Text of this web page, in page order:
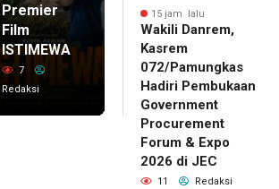
Premier
Film
ISTIMEWA
7
Redaksi
15 jam lalu
Wakili Danrem,
Kasrem
072/Pamungkas
Hadiri Pembukaan
Government
Procurement
Forum & Expo
2026 di JEC
11 Redaksi